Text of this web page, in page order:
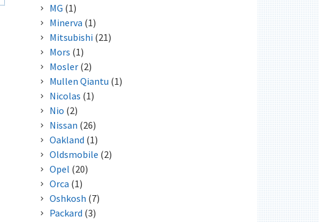
MG (1)
Minerva (1)
Mitsubishi (21)
Mors (1)
Mosler(2)
Mullen Qiantu (1)
Nicolas (1)
Nio (2)
Nissan (26)
Oakland (1)
Oldsmobile (2)
Opel (20)
Orca (1)
Oshkosh (7)
Packard (3)